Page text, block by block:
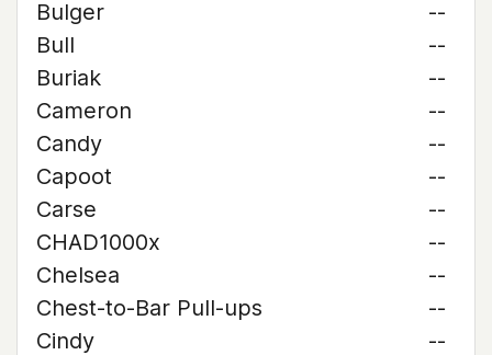
Bulger
--
Bull
--
Buriak
--
Cameron
--
Candy
--
Capoot
--
Carse
--
CHAD1000x
--
Chelsea
--
Chest-to-Bar Pull-ups
--
Cindy
--